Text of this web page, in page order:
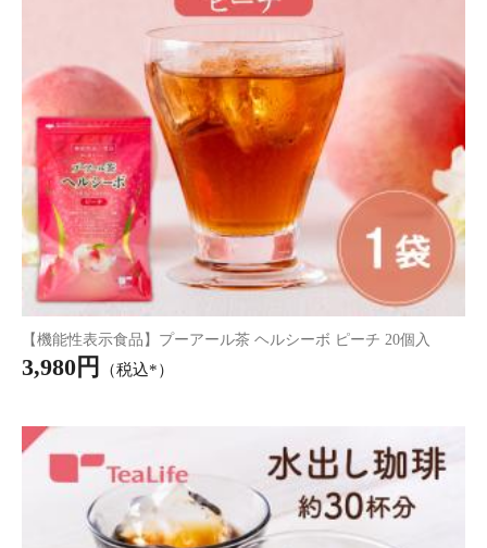
機能性表示食品 はたらく免疫タブレット
2,790円（税込）